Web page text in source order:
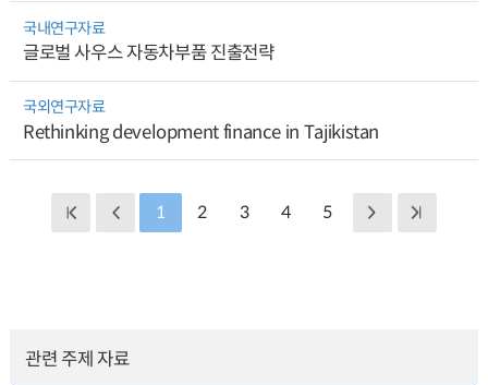
국내연구자료
글로벌 사우스 자동차부품 진출전략
국외연구자료
Rethinking development finance in Tajikistan
1 2 3 4 5
관련 주제 자료